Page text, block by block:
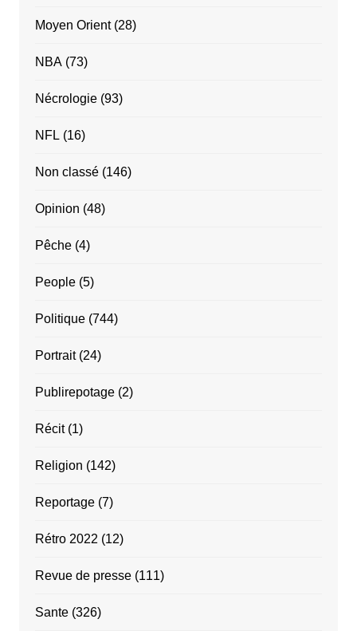
Moyen Orient(28)
NBA(73)
Nécrologie(93)
NFL (16)
Non classé(146)
Opinion (48)
Pêche(4)
People(5)
Politique(744)
Portrait(24)
Publirepotage(2)
Récit(1)
Religion (142)
Reportage(7)
Rétro 2022 (12)
Revue de presse(111)
Sante(326)